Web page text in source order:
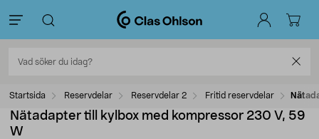
Startsida Reservdelar Reservdelar 2 Fritid reservdelar
Nätadapter till kylbox med kompressor 230 V, 59
W